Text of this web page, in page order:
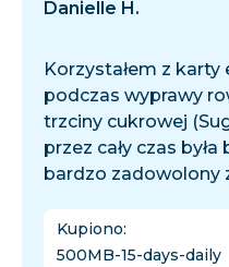
Danielle H.
Korzystałem z karty
podczas wyprawy
trzciny cukrowej
przez cały czas
bardzo zadowolony
Kupiono:
500MB-15-days-daily